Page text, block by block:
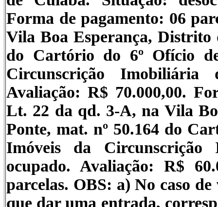
Forma de pagamento: 06
Vila Boa Esperança, Distrito
do Cartório do 6º Ofício
Circunscrição Imobiliária
Avaliação: R$ 70.000,00.
Lt. 22 da qd. 3-A, na Vila
Ponte, mat. nº 50.164 do
Imóveis da Circunscrição
ocupado. Avaliação: R$
parcelas. OBS: a) No caso
que dar uma entrada,